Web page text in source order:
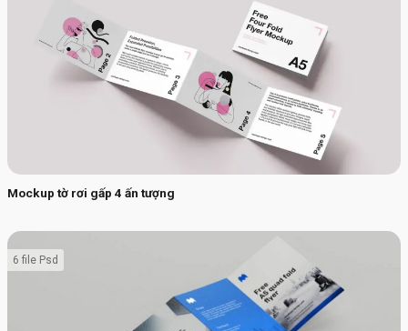
Mockup tờ rơi gấp 4 ấn tượng
6 file Psd